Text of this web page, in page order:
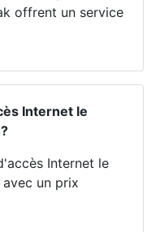
offrent un service
Internet le
?
Internet le
avec un prix